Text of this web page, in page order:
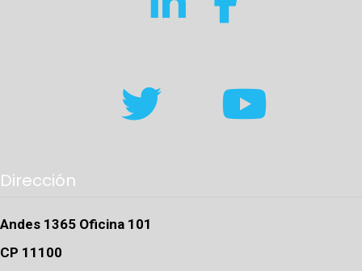
Dirección
Andes 1365 Oficina 101
CP 11100